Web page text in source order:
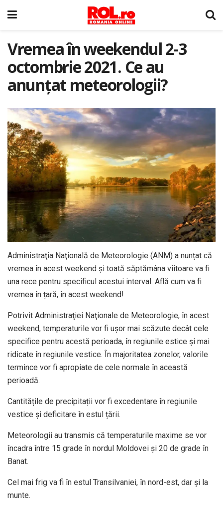
Vremea în weekendul 2-3
octombrie 2021. Ce au
anunțat meteorologii?
Administraţia Naţională de Meteorologie (ANM) a nunțat că
vremea în acest weekend şi toată săptămâna viitoare va fi
una rece pentru specificul acestui interval. Află cum va fi
vremea în țară, în acest weekend!
Potrivit Administraţiei Naţionale de Meteorologie, în acest
weekend, temperaturile vor fi ușor mai scăzute decât cele
specifice pentru acestă perioada, în regiunile estice și mai
ridicate în regiunile vestice. În majoritatea zonelor, valorile
termince vor fi apropiate de cele normale în această
perioadă.
Cantitățile de precipitații vor fi excedentare în regiunile
vestice și deficitare în estul țării.
Meteorologii au transmis că temperaturile maxime se vor
încadra între 15 grade în nordul Moldovei şi 20 de grade în
Banat.
Cel mai frig va fi în estul Transilvaniei, în nord-est, dar şi la
munte.